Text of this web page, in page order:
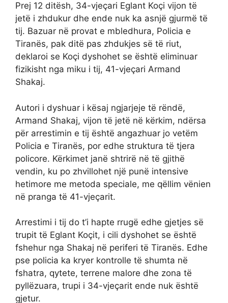
Prej 12 ditësh, 34-vjeçari Eglant Koçi vijon të
jetë i zhdukur dhe ende nuk ka asnjë gjurmë të
tij. Bazuar në provat e mbledhura, Policia e
Tiranës, pak ditë pas zhdukjes së të riut,
deklaroi se Koçi dyshohet se është eliminuar
fizikisht nga miku i tij, 41-vjeçari Armand
Shakaj.
Autori i dyshuar i kësaj ngjarjeje të rëndë,
Armand Shakaj, vijon të jetë në kërkim, ndërsa
për arrestimin e tij është angazhuar jo vetëm
Policia e Tiranës, por edhe struktura të tjera
policore. Kërkimet janë shtrirë në të gjithë
vendin, ku po zhvillohet një punë intensive
hetimore me metoda speciale, me qëllim vënien
në pranga të 41-vjeçarit.
Arrestimi i tij do t’i hapte rrugë edhe gjetjes së
trupit të Eglant Koçit, i cili dyshohet se është
fshehur nga Shakaj në periferi të Tiranës. Edhe
pse policia ka kryer kontrolle të shumta në
fshatra, qytete, terrene malore dhe zona të
pyllëzuara, trupi i 34-vjeçarit ende nuk është
gjetur.